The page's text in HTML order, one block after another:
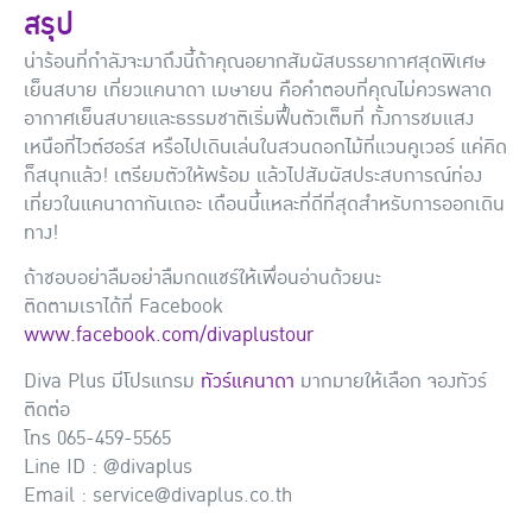
สรุป
น่าร้อนที่กำลังจะมาถึงนี้ถ้าคุณอยากสัมผัสบรรยากาศสุดพิเศษ
เย็นสบาย เที่ยวแคนาดา เมษายน คือคำตอบที่คุณไม่ควรพลาด
อากาศเย็นสบายและธรรมชาติเริ่มฟื้นตัวเต็มที่ ทั้งการชมแสง
เหนือที่ไวต์ฮอร์ส หรือไปเดินเล่นในสวนดอกไม้ที่แวนคูเวอร์ แค่คิด
ก็สนุกแล้ว! เตรียมตัวให้พร้อม แล้วไปสัมผัสประสบการณ์ท่อง
เที่ยวในแคนาดากันเถอะ เดือนนี้แหละที่ดีที่สุดสำหรับการออกเดิน
ทาง!
ถ้าชอบอย่าลืมอย่าลืมกดแชร์ให้เพื่อนอ่านด้วยนะ
ติดตามเราได้ที่ Facebook
www.facebook.com/divaplustour
Diva Plus มีโปรแกรม ทัวร์แคนาดา มากมายให้เลือก จองทัวร์
ติดต่อ
โทร 065-459-5565
Line ID : @divaplus
Email : service@divaplus.co.th